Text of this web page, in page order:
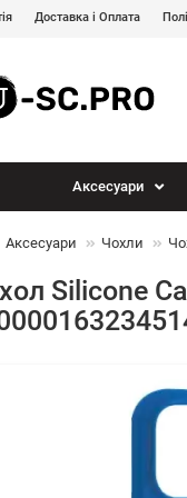
Доставка і Оплата
Аксесуари
Аксесуари Чохли
Silicone